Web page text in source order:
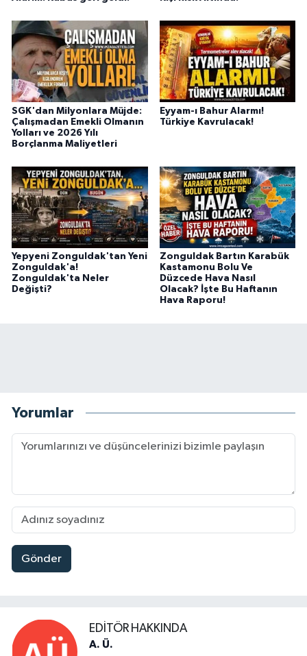
SGK'dan Milyonlara Müjde:
Çalışmadan Emekli Olmanın
Yolları ve 2026 Yılı
Borçlanma Maliyetleri
Eyyam-ı Bahur Alarmı!
Türkiye Kavrulacak!
Yepyeni Zonguldak'tan Yeni
Zonguldak'a!
Zonguldak'ta Neler
Değişti?
Zonguldak Bartın Karabük
Kastamonu Bolu Ve
Düzcede Hava Nasıl
Olacak? İşte Bu Haftanın
Hava Raporu!
Yorumlar
Gönder
EDITÖR HAKKINDA
A. Ü.